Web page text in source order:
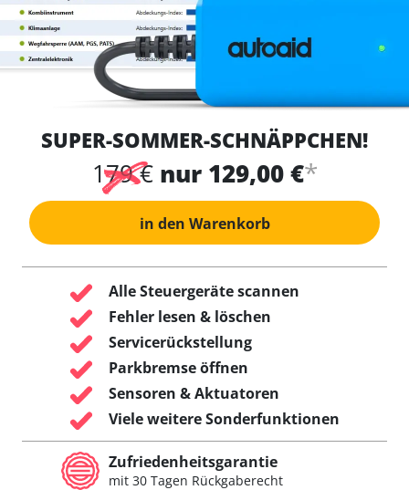
SUPER-SOMMER-SCHNÄPPCHEN!
179 € nur 129,00 €*
in den Warenkorb
Alle Steuergeräte scannen
Fehler lesen & löschen
Servicerückstellung
Parkbremse öffnen
Sensoren & Aktuatoren
Viele weitere Sonderfunktionen
Zufriedenheitsgarantie
mit 30 Tagen Rückgaberecht